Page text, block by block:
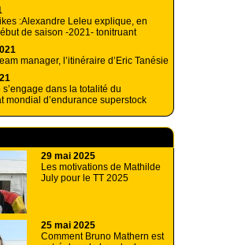
:Alexandre Leleu explique, en
de saison -2021- tonitruant
manager, l’itinéraire d’Eric Tanésie
s’engage dans la totalité du
mondial d’endurance superstock
29 mai 2025
Les motivations de Mathilde
July pour le TT 2025
25 mai 2025
Comment Bruno Mathern est